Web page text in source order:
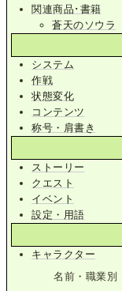
関連商品･書籍
蒼天のソウラ
システム
作戦
状態変化
コンテンツ
称号・肩書き
ストーリー
クエスト
イベント
設定・用語
キャラクター
名前・職業別